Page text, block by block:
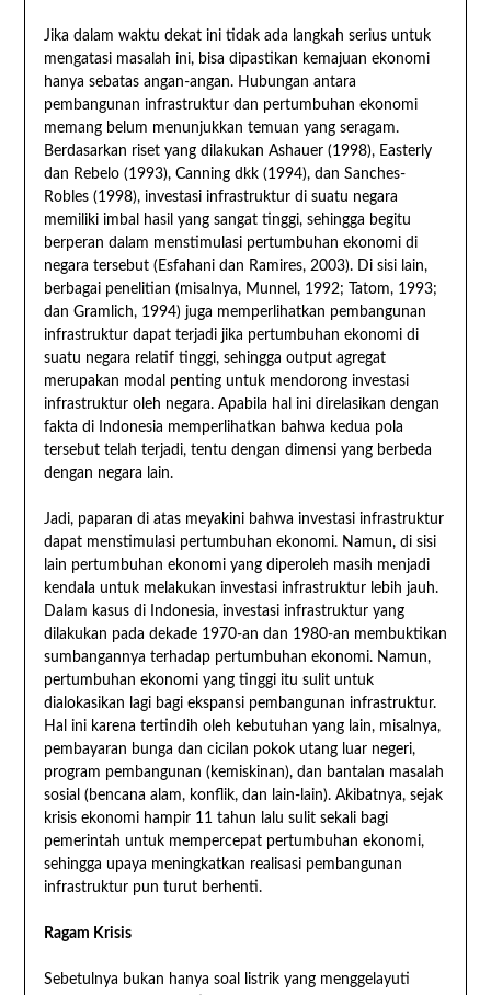
Jika dalam waktu dekat ini tidak ada langkah serius untuk
mengatasi masalah ini, bisa dipastikan kemajuan ekonomi
hanya sebatas angan-angan. Hubungan antara
pembangunan infrastruktur dan pertumbuhan ekonomi
memang belum menunjukkan temuan yang seragam.
Berdasarkan riset yang dilakukan Ashauer (1998), Easterly
dan Rebelo (1993), Canning dkk (1994), dan Sanches-
Robles (1998), investasi infrastruktur di suatu negara
memiliki imbal hasil yang sangat tinggi, sehingga begitu
berperan dalam menstimulasi pertumbuhan ekonomi di
negara tersebut (Esfahani dan Ramires, 2003). Di sisi lain,
berbagai penelitian (misalnya, Munnel, 1992; Tatom, 1993;
dan Gramlich, 1994) juga memperlihatkan pembangunan
infrastruktur dapat terjadi jika pertumbuhan ekonomi di
suatu negara relatif tinggi, sehingga output agregat
merupakan modal penting untuk mendorong investasi
infrastruktur oleh negara. Apabila hal ini direlasikan dengan
fakta di Indonesia memperlihatkan bahwa kedua pola
tersebut telah terjadi, tentu dengan dimensi yang berbeda
dengan negara lain.
Jadi, paparan di atas meyakini bahwa investasi infrastruktur
dapat menstimulasi pertumbuhan ekonomi. Namun, di sisi
lain pertumbuhan ekonomi yang diperoleh masih menjadi
kendala untuk melakukan investasi infrastruktur lebih jauh.
Dalam kasus di Indonesia, investasi infrastruktur yang
dilakukan pada dekade 1970-an dan 1980-an membuktikan
sumbangannya terhadap pertumbuhan ekonomi. Namun,
pertumbuhan ekonomi yang tinggi itu sulit untuk
dialokasikan lagi bagi ekspansi pembangunan infrastruktur.
Hal ini karena tertindih oleh kebutuhan yang lain, misalnya,
pembayaran bunga dan cicilan pokok utang luar negeri,
program pembangunan (kemiskinan), dan bantalan masalah
sosial (bencana alam, konflik, dan lain-lain). Akibatnya, sejak
krisis ekonomi hampir 11 tahun lalu sulit sekali bagi
pemerintah untuk mempercepat pertumbuhan ekonomi,
sehingga upaya meningkatkan realisasi pembangunan
infrastruktur pun turut berhenti.
Ragam Krisis
Sebetulnya bukan hanya soal listrik yang menggelayuti